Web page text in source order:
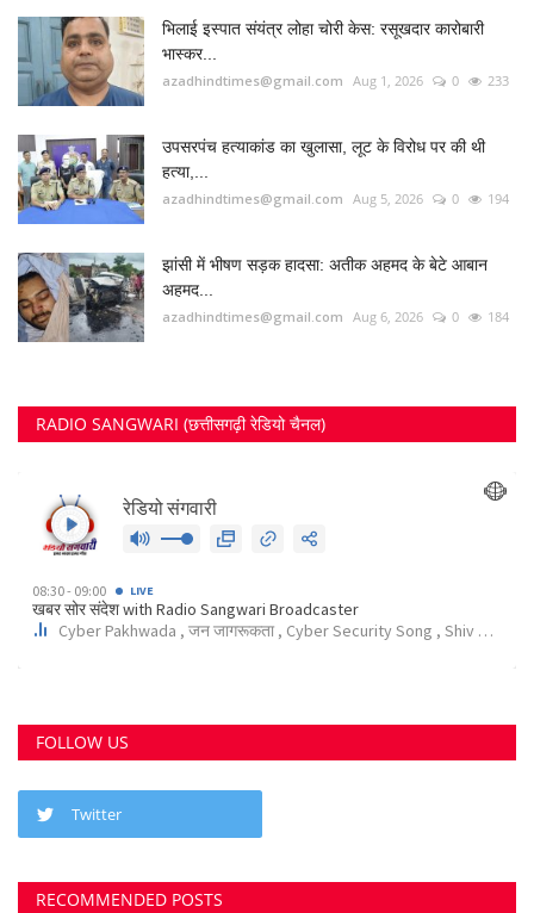
भिलाई इस्पात संयंत्र लोहा चोरी केस: रसूखदार कारोबारी
भास्कर...
azadhindtimes@gmail.com Aug 1, 2026 0 233
उपसरपंच हत्याकांड का खुलासा, लूट के विरोध पर की थी
हत्या,...
azadhindtimes@gmail.com Aug 5, 2026 0 194
झांसी में भीषण सड़क हादसा: अतीक अहमद के बेटे आबान
अहमद...
azadhindtimes@gmail.com Aug 6, 2026 0 184
RADIO SANGWARI (छत्तीसगढ़ी रेडियो चैनल)
FOLLOW US
Twitter
RECOMMENDED POSTS